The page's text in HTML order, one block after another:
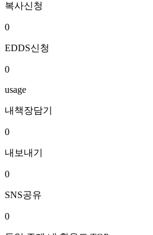
복사신청
0
EDDS신청
0
usage
내책장담기
0
내보내기
0
SNS공유
0